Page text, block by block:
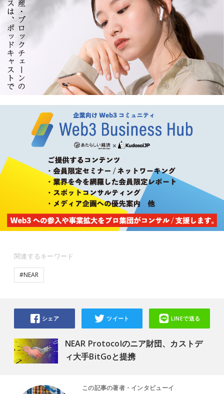
関連するキーワード
#NEAR
NEAR Protocolのニア財団、カストデ
ィ大手BitGoと提携
シェア ツイート LINEで送る
この記事の著者・インタビューイ